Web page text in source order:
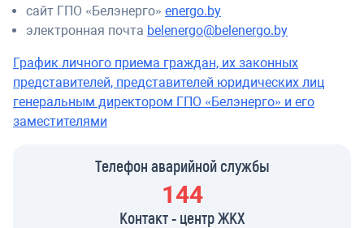
сайт ГПО «Белэнерго» energo.by
электронная почта belenergo@belenergo.by
График личного приема граждан, их законных
представителей, представителей юридических лиц
генеральным директором ГПО «Белэнерго» и его
заместителями
Телефон аварийной службы
144
Контакт - центр ЖКХ